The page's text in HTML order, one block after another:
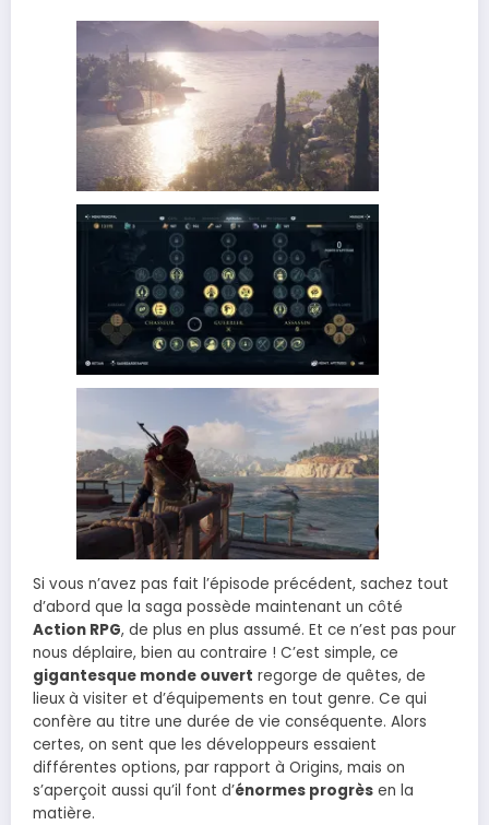
Si vous n’avez pas fait l’épisode précédent, sachez tout
d’abord que la saga possède maintenant un côté
Action RPG, de plus en plus assumé. Et ce n’est pas pour
nous déplaire, bien au contraire ! C’est simple, ce
gigantesque monde ouvert regorge de quêtes, de
lieux à visiter et d’équipements en tout genre. Ce qui
confère au titre une durée de vie conséquente. Alors
certes, on sent que les développeurs essaient
différentes options, par rapport à Origins, mais on
s’aperçoit aussi qu’il font d’énormes progrès en la
matière.